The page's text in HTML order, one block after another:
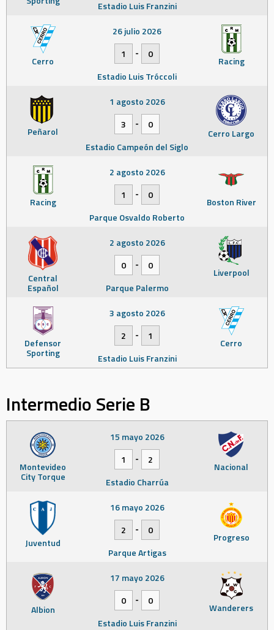
Estadio Luis Franzini
Cerro Racing
26 julio 2026
1
-
0
Estadio Luis Tróccoli
Peñarol Cerro Largo
1 agosto 2026
3
-
0
Estadio Campeón del Siglo
Racing Boston River
2 agosto 2026
1
-
0
Parque Osvaldo Roberto
Central
Español
Liverpool
2 agosto 2026
0
-
0
Parque Palermo
Defensor
Sporting
Cerro
3 agosto 2026
2
-
1
Estadio Luis Franzini
Intermedio Serie B
Montevideo
City Torque
Nacional
15 mayo 2026
1
-
2
Estadio Charrúa
Juventud Progreso
16 mayo 2026
2
-
0
Parque Artigas
Albion Wanderers
17 mayo 2026
0
-
0
Estadio Luis Franzini